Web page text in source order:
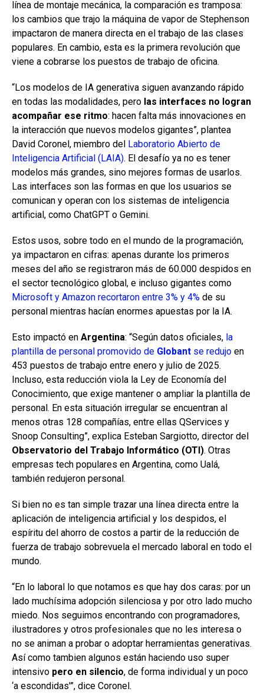
línea de montaje mecánica, la comparación es tramposa:
los cambios que trajo la máquina de vapor de Stephenson
impactaron de manera directa en el trabajo de las clases
populares. En cambio, esta es la primera revolución que
viene a cobrarse los puestos de trabajo de oficina.
“Los modelos de IA generativa siguen avanzando rápido
en todas las modalidades, pero las interfaces no logran
acompañar ese ritmo: hacen falta más innovaciones en
la interacción que nuevos modelos gigantes”, plantea
David Coronel, miembro del Laboratorio Abierto de
Inteligencia Artificial (LAIA). El desafío ya no es tener
modelos más grandes, sino mejores formas de usarlos.
Las interfaces son las formas en que los usuarios se
comunican y operan con los sistemas de inteligencia
artificial, como ChatGPT o Gemini.
Estos usos, sobre todo en el mundo de la programación,
ya impactaron en cifras: apenas durante los primeros
meses del año se registraron más de 60.000 despidos en
el sector tecnológico global, e incluso gigantes como
Microsoft y Amazon recortaron entre 3% y 4% de su
personal mientras hacían enormes apuestas por la IA.
Esto impactó en Argentina: “Según datos oficiales, la
plantilla de personal promovido de Globant se redujo en
453 puestos de trabajo entre enero y julio de 2025.
Incluso, esta reducción viola la Ley de Economía del
Conocimiento, que exige mantener o ampliar la plantilla de
personal. En esta situación irregular se encuentran al
menos otras 128 compañías, entre ellas QServices y
Snoop Consulting”, explica Esteban Sargiotto, director del
Observatorio del Trabajo Informático (OTI). Otras
empresas tech populares en Argentina, como Ualá,
también redujeron personal.
Si bien no es tan simple trazar una línea directa entre la
aplicación de inteligencia artificial y los despidos, el
espíritu del ahorro de costos a partir de la reducción de
fuerza de trabajo sobrevuela el mercado laboral en todo el
mundo.
“En lo laboral lo que notamos es que hay dos caras: por un
lado muchísima adopción silenciosa y por otro lado mucho
miedo. Nos seguimos encontrando con programadores,
ilustradores y otros profesionales que no les interesa o
no se animan a probar o adoptar herramientas generativas.
Así como tambien algunos están haciendo uso super
intensivo pero en silencio, de forma individual y un poco
‘a escondidas'”, dice Coronel.